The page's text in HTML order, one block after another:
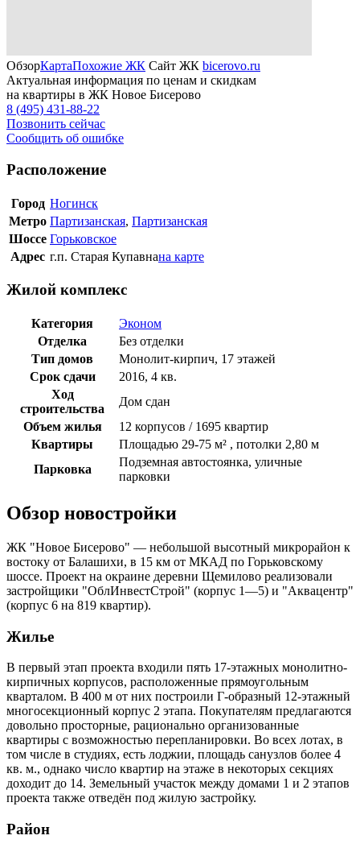
ОбзорКартаПохожие ЖК Сайт ЖК bicerovo.ru
Актуальная информация по ценам и скидкам
на квартиры в ЖК Новое Бисерово
8 (495) 431-88-22
Позвонить сейчас
Сообщить об ошибке
Расположение
Город Ногинск
Метро Партизанская, Партизанская
Шоссе Горьковское
Адрес г.п. Старая Купавнана карте
Жилой комплекс
Категория
Эконом
Отделка
Без отделки
Тип домов
Монолит-кирпич, 17 этажей
Срок сдачи
2016, 4 кв.
Ход
строительства
Дом сдан
Объем жилья
12 корпусов / 1695 квартир
Квартиры
Площадью 29-75 м² , потолки 2,80 м
Парковка
Подземная автостоянка, уличные
парковки
Обзор новостройки
ЖК "Новое Бисерово" — небольшой высотный микрорайон к
востоку от Балашихи, в 15 км от МКАД по Горьковскому
шоссе. Проект на окраине деревни Щемилово реализовали
застройщики "ОблИнвестСтрой" (корпус 1—5) и "Аквацентр"
(корпус 6 на 819 квартир).
Жилье
В первый этап проекта входили пять 17-этажных монолитно-
кирпичных корпусов, расположенные прямоугольным
кварталом. В 400 м от них построили Г-образный 12-этажный
многосекционный корпус 2 этапа. Покупателям предлагаются
довольно просторные, рационально организованные
квартиры с возможностью перепланировки. Во всех лотах, в
том числе в студиях, есть лоджии, площадь санузлов более 4
кв. м., однако число квартир на этаже в некоторых секциях
доходит до 14. Земельный участок между домами 1 и 2 этапов
проекта также отведён под жилую застройку.
Район